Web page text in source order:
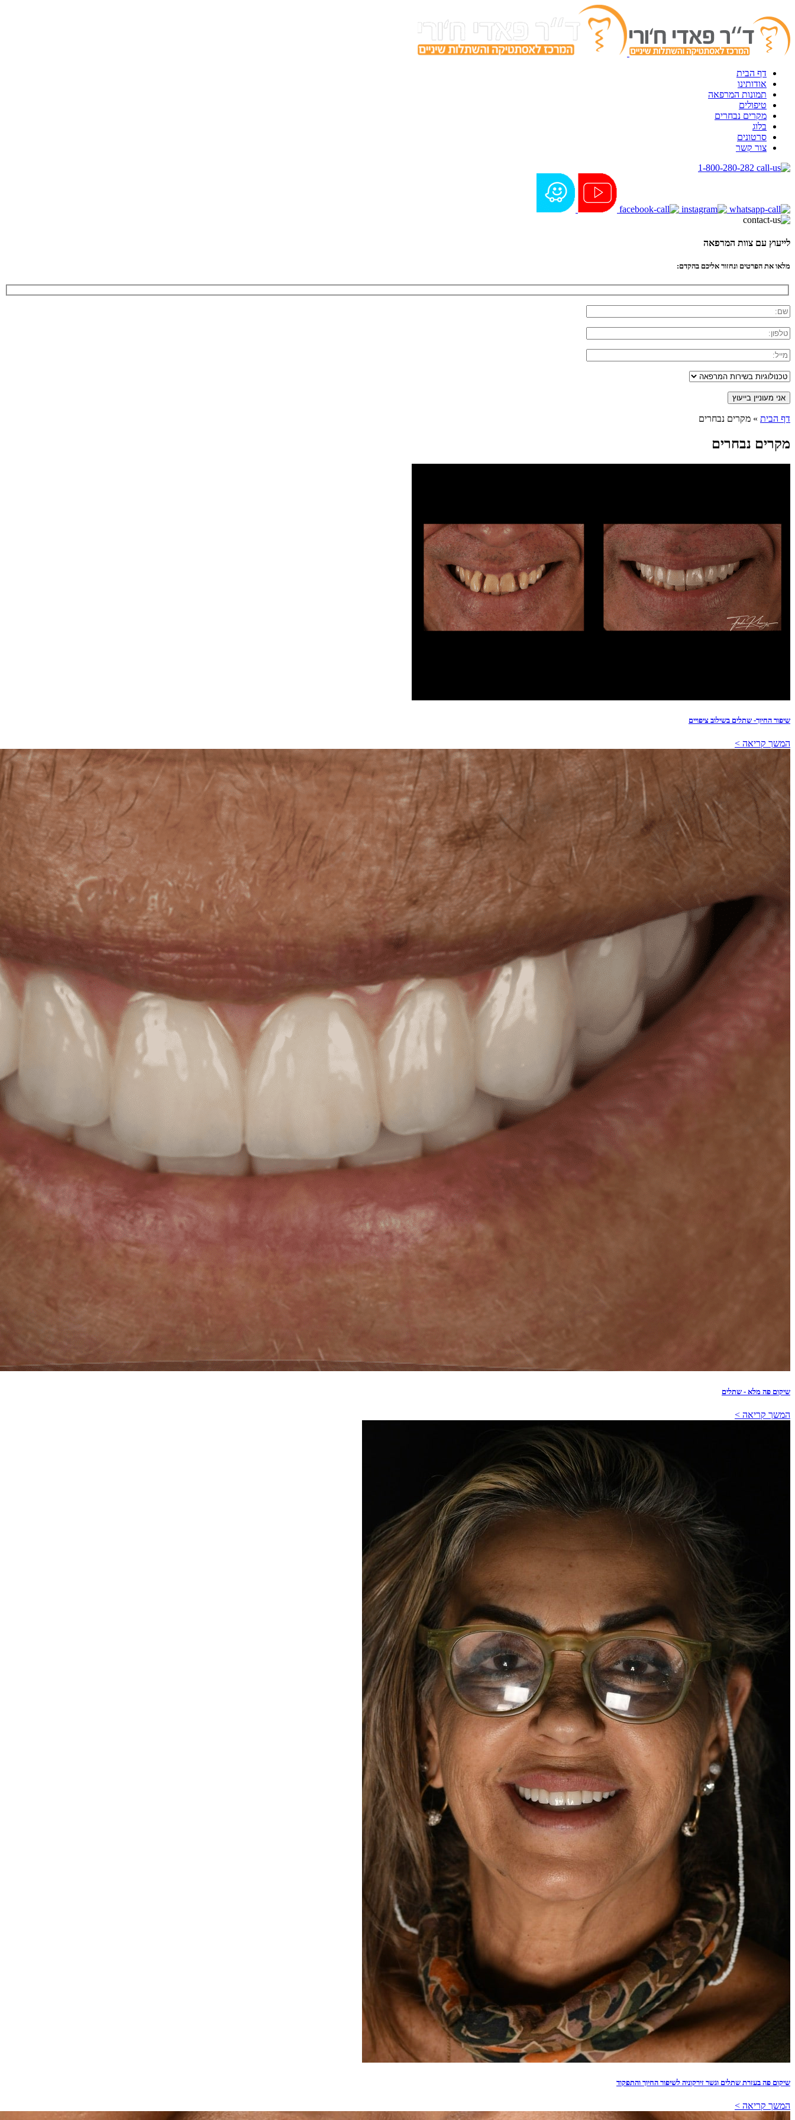
דף הבית
אודותינו
תמונות המרפאה
טיפולים
מקרים נבחרים
בלוג
סרטונים
צור קשר
1-800-280-282
לייעוץ עם צוות המרפאה
מלאו את הפרטים ונחזור אליכם בהקדם:
דף הבית » מקרים נבחרים
מקרים נבחרים
שיפור החיוך- שתלים בשילוב ציפויים
המשך קריאה >
שיקום פה מלא - שתלים
המשך קריאה >
שיקום פה בעזרת שתלים וגשר זירקוניה לשיפור החיוך והתפקוד
המשך קריאה >